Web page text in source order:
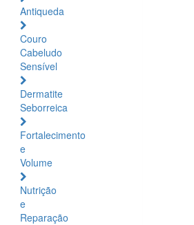
Antiqueda
Couro
Cabeludo
Sensível
Dermatite
Seborreica
Fortalecimento
e
Volume
Nutrição
e
Reparação